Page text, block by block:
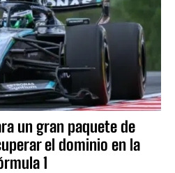
un gran paquete de
el dominio en la
1